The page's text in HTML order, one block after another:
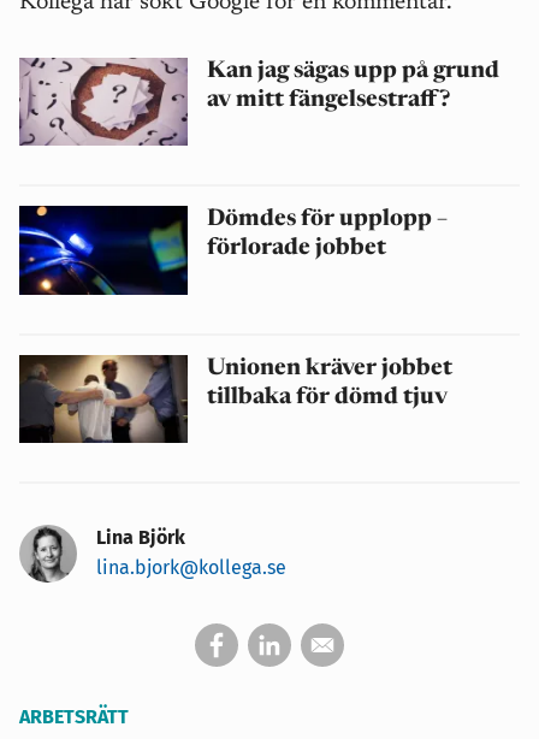
Kan jag sägas upp på grund
av mitt fängelsestraff?
Dömdes för upplopp –
förlorade jobbet
Unionen kräver jobbet
tillbaka för dömd tjuv
Lina Björk
lina.bjork@kollega.se
ARBETSRÄTT